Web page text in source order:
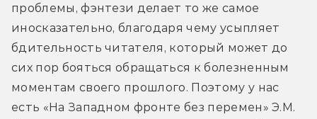
проблемы, фэнтези делает то же самое
иносказательно, благодаря чему усыпляет
бдительность читателя, который может до
сих пор бояться обращаться к болезненным
моментам своего прошлого. Поэтому у нас
есть «На Западном фронте без перемен» Э.М.